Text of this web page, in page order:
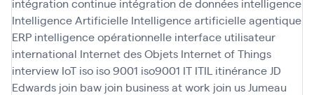
intégration continue intégration de données intelligence
Intelligence Artificielle Intelligence artificielle agentique
ERP intelligence opérationnelle interface utilisateur
international Internet des Objets Internet of Things
interview IoT iso iso 9001 iso9001 IT ITIL itinérance JD
Edwards join baw join business at work join us Jumeau